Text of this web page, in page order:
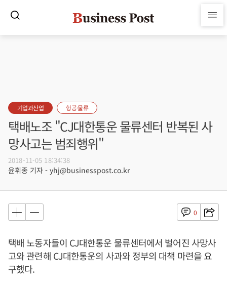
기업과산업 항공·물류
택배노조 "CJ대한통운 물류센터 반복된 사
망사고는 범죄행위"
2018-11-05 18:34:38
윤휘종 기자 - yhj@businesspost.co.kr
0
택배 노동자들이 CJ대한통운 물류센터에서 벌어진 사망사
고와 관련해 CJ대한통운의 사과와 정부의 대책 마련을 요
구했다.